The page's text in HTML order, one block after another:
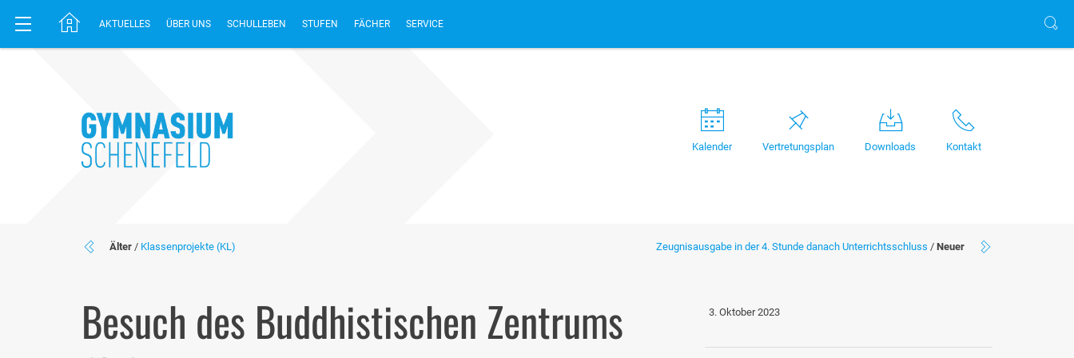
AKTUELLES ÜBER UNS SCHULLEBEN STUFEN FÄCHER SERVICE
Kalender Vertretungsplan Downloads Kontakt
Zeugnisausgabe in der 4. Stunde danach Unterrichtsschluss / Neuer
Älter / Klassenprojekte (KL)
Besuch des Buddhistischen Zentrums
3. Oktober 2023